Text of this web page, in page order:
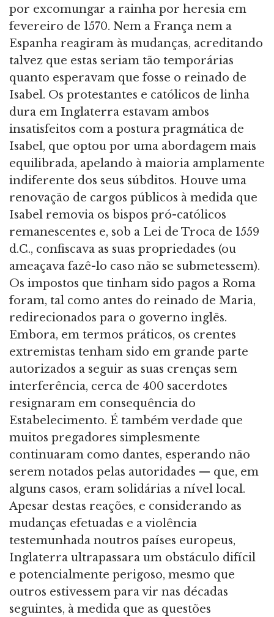
por excomungar a rainha por heresia em
fevereiro de 1570. Nem a França nem a
Espanha reagiram às mudanças, acreditando
talvez que estas seriam tão temporárias
quanto esperavam que fosse o reinado de
Isabel. Os protestantes e católicos de linha
dura em Inglaterra estavam ambos
insatisfeitos com a postura pragmática de
Isabel, que optou por uma abordagem mais
equilibrada, apelando à maioria amplamente
indiferente dos seus súbditos. Houve uma
renovação de cargos públicos à medida que
Isabel removia os bispos pró-católicos
remanescentes e, sob a Lei de Troca de 1559
d.C., confiscava as suas propriedades (ou
ameaçava fazê-lo caso não se submetessem).
Os impostos que tinham sido pagos a Roma
foram, tal como antes do reinado de Maria,
redirecionados para o governo inglês.
Embora, em termos práticos, os crentes
extremistas tenham sido em grande parte
autorizados a seguir as suas crenças sem
interferência, cerca de 400 sacerdotes
resignaram em consequência do
Estabelecimento. É também verdade que
muitos pregadores simplesmente
continuaram como dantes, esperando não
serem notados pelas autoridades — que, em
alguns casos, eram solidárias a nível local.
Apesar destas reações, e considerando as
mudanças efetuadas e a violência
testemunhada noutros países europeus,
Inglaterra ultrapassara um obstáculo difícil
e potencialmente perigoso, mesmo que
outros estivessem para vir nas décadas
seguintes, à medida que as questões